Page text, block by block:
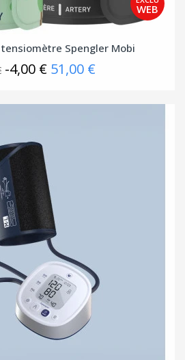
Spengler Mobi
-4,00 € 51,00 €